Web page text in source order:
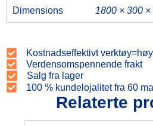
Dimensions 1800 × 300 ×
Kostnadseffektivt
Verdensomspennende frakt
Salg fra lager
100 % kundelojalitet fra 60
Relaterte